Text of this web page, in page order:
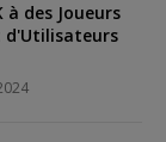
à des Joueurs
d'Utilisateurs